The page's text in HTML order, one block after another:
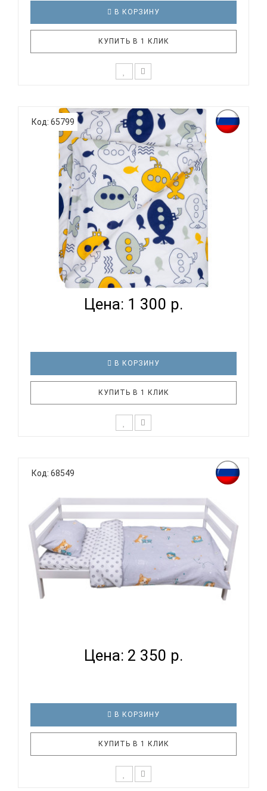
В КОРЗИНУ
КУПИТЬ В 1 КЛИК
родитель подходит очень основательно. Ведь
ребенок большую часть времени проводит в
кровати. И натуральность тканей, нежный и
веселый рисунок, высокая устойчивость к частым
стиркам – очень важные параметр..
Код: 65799
ВОМБАТИК CLASSIC COLLECTION ПОДВОДНАЯ
ЛОДКА - ПОДО...
Цена: 1 300 р.
В КОРЗИНУ
КУПИТЬ В 1 КЛИК
родитель подходит очень основательно. Ведь
ребенок большую часть времени проводит в
кровати. И натуральность тканей, нежный и
веселый рисунок, высокая устойчивость к частым
стиркам – очень важные параметр..
Код: 68549
Цена: 2 350 р.
В КОРЗИНУ
КУПИТЬ В 1 КЛИК